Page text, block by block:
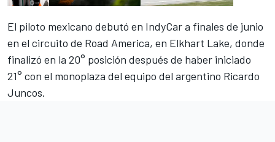
El piloto mexicano debutó en IndyCar a finales de junio
en el circuito de Road America, en Elkhart Lake, donde
finalizó en la 20° posición después de haber iniciado
21° con el monoplaza del equipo del argentino Ricardo
Juncos.